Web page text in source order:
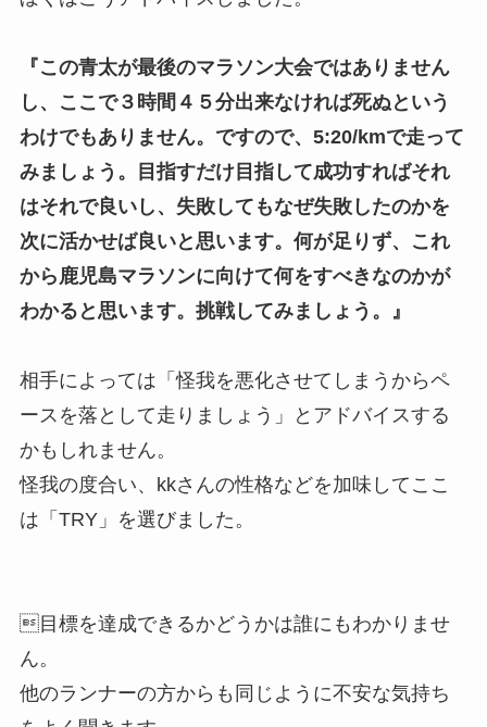
『この青太が最後のマラソン大会ではありません
し、ここで３時間４５分出来なければ死ぬという
わけでもありません。ですので、5:20/kmで走って
みましょう。目指すだけ目指して成功すればそれ
はそれで良いし、失敗してもなぜ失敗したのかを
次に活かせば良いと思います。何が足りず、これ
から鹿児島マラソンに向けて何をすべきなのかが
わかると思います。挑戦してみましょう。』
相手によっては「怪我を悪化させてしまうからペ
ースを落として走りましょう」とアドバイスする
かもしれません。
怪我の度合い、kkさんの性格などを加味してここ
は「TRY」を選びました。
目標を達成できるかどうかは誰にもわかりませ
ん。
他のランナーの方からも同じように不安な気持ち